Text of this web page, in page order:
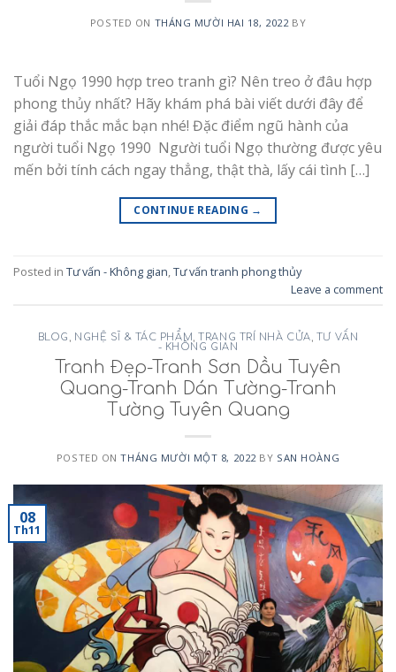
POSTED ON THÁNG MƯỜI HAI 18, 2022BY
Tuổi Ngọ 1990 hợp treo tranh gì? Nên treo ở đâu hợp
phong thủy nhất? Hãy khám phá bài viết dưới đây để
giải đáp thắc mắc bạn nhé! Đặc điểm ngũ hành của
người tuổi Ngọ 1990 Người tuổi Ngọ thường được yêu
mến bởi tính cách ngay thẳng, thật thà, lấy cái tình […]
CONTINUE READING →
Posted in Tư vấn - Không gian,Tư vấn tranh phong thủy
Leave a comment
BLOG , NGHỆ SĨ & TÁC PHẨM, TRANG TRÍ NHÀ CỬA,
TƯ VẤN
- KHÔNG GIAN
Tranh Đẹp-Tranh Sơn Dầu Tuyên
Quang-Tranh Dán Tường-Tranh
Tường Tuyên Quang
POSTED ONTHÁNG MƯỜI MỘT 8, 2022 BY SAN HOÀNG
08
Th11